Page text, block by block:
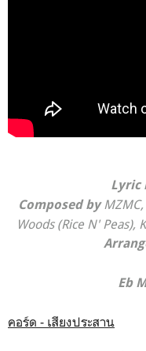
Lyric
Composed by
Woods (Rice N' Peas),
Eb
คอร์ด - เสียงประสาน